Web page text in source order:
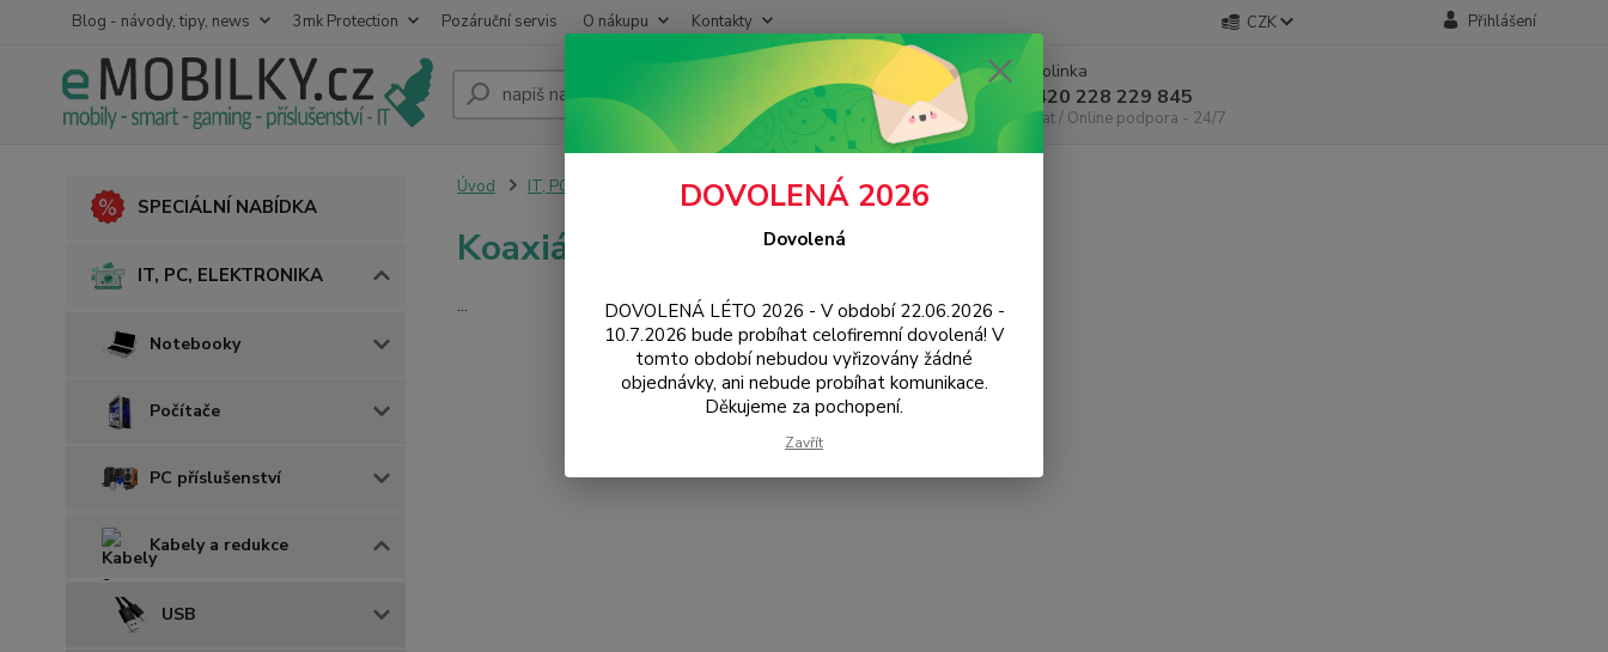
Blog - návody, tipy, news 3mk Protection Pozáruční servis O nákupu Kontakty CZK Přihlášení
Hledat
Infolinka
+420 228 229 845
Chat / Online podpora - 24/7
SPECIÁLNÍ NABÍDKA
IT, PC, ELEKTRONIKA
Notebooky
Počítače
PC příslušenství
Kabely a redukce
USB
Úvod IT, PC, ELEKTRONIKA Kabely a redukce Koaxiální
Koaxiální
...
DOVOLENÁ 2026
Dovolená
DOVOLENÁ LÉTO 2026 - V období 22.06.2026 -
10.7.2026 bude probíhat celofiremní dovolená! V
tomto období nebudou vyřizovány žádné
objednávky, ani nebude probíhat komunikace.
Děkujeme za pochopení.
Zavřít